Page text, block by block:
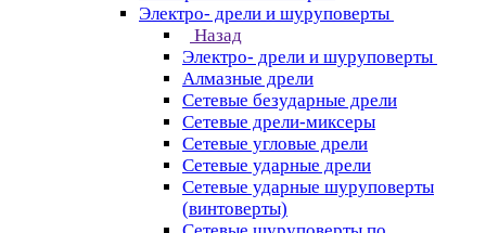
Электро- дрели и шуруповерты
Назад
Электро- дрели и шуруповерты
Алмазные дрели
Сетевые безударные дрели
Сетевые дрели-миксеры
Сетевые угловые дрели
Сетевые ударные дрели
Сетевые ударные шуруповерты
(винтоверты)